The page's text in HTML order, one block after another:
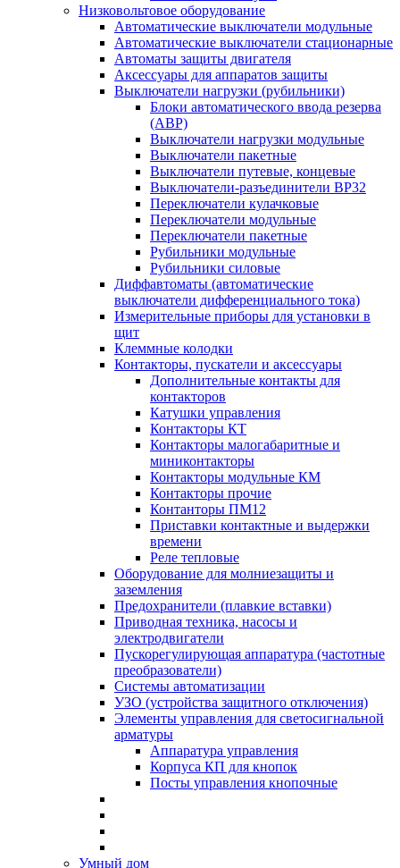
Низковольтовое оборудование
Автоматические выключатели модульные
Автоматические выключатели стационарные
Автоматы защиты двигателя
Аксессуары для аппаратов защиты
Выключатели нагрузки (рубильники)
Блоки автоматического ввода резерва
(АВР)
Выключатели нагрузки модульные
Выключатели пакетные
Выключатели путевые, концевые
Выключатели-разъединители ВР32
Переключатели кулачковые
Переключатели модульные
Переключатели пакетные
Рубильники модульные
Рубильники силовые
Диффавтоматы (автоматические
выключатели дифференциального тока)
Измерительные приборы для установки в
щит
Клеммные колодки
Контакторы, пускатели и аксессуары
Дополнительные контакты для
контакторов
Катушки управления
Контакторы КТ
Контакторы малогабаритные и
миниконтакторы
Контакторы модульные КМ
Контакторы прочие
Контанторы ПМ12
Приставки контактные и выдержки
времени
Реле тепловые
Оборудование для молниезащиты и
заземления
Предохранители (плавкие вставки)
Приводная техника, насосы и
электродвигатели
Пускорегулирующая аппаратура (частотные
преобразователи)
Системы автоматизации
УЗО (устройства защитного отключения)
Элементы управления для светосигнальной
арматуры
Аппаратура управления
Корпуса КП для кнопок
Посты управления кнопочные
Умный дом